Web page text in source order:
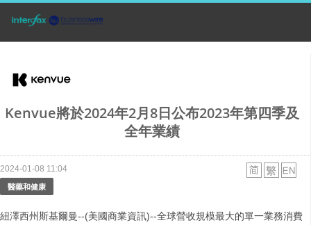
Kenvue將於2024年2月8日公布2023年第四季及
全年業績
2024-01-08 11:04
醫藥和健康
紐澤西州斯基爾曼--(美國商業資訊)--全球營收規模最大的單一業務消費